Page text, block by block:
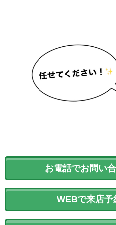
お電話でお問い
WEBで来店予